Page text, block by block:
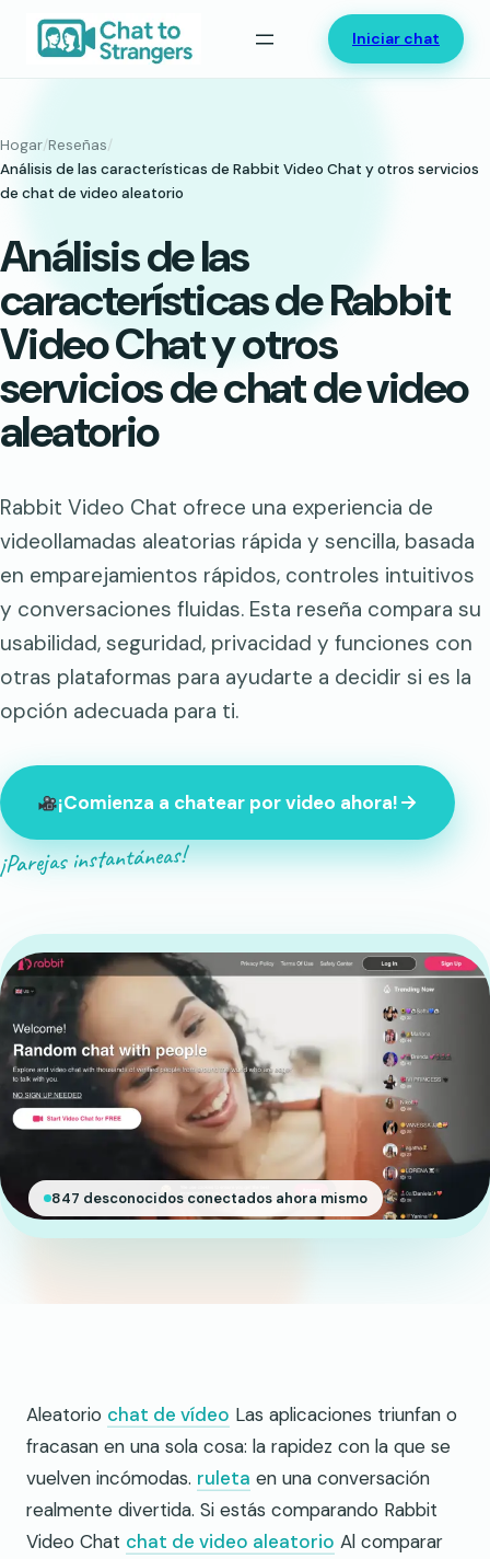
Saltar
contenido
Iniciar chat
Hogar/Reseñas/
Análisis de las características de Rabbit Video Chat y otros servicios
de chat de video aleatorio
Análisis de las
características de Rabbit
Video Chat y otros
servicios de chat de video
aleatorio
Rabbit Video Chat ofrece una experiencia de
videollamadas aleatorias rápida y sencilla, basada
en emparejamientos rápidos, controles intuitivos
y conversaciones fluidas. Esta reseña compara su
usabilidad, seguridad, privacidad y funciones con
otras plataformas para ayudarte a decidir si es la
opción adecuada para ti.
¡Comienza a chatear por video ahora!
¡Parejas instantáneas!
847 desconocidos conectados ahora mismo
Aleatorio chat de vídeo Las aplicaciones triunfan o
fracasan en una sola cosa: la rapidez con la que se
vuelven incómodas. ruleta en una conversación
realmente divertida. Si estás comparando Rabbit
Video Chat chat de video aleatorio Al comparar